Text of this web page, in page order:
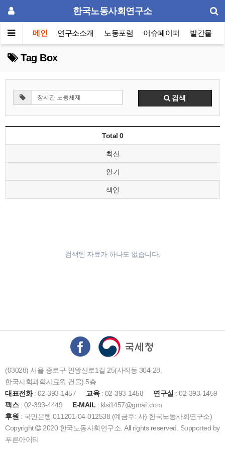
한국노동사회연구소
메인 연구소소개 노동포럼 이슈페이퍼 발간물
Tag Box
검색
Total 0
최신
인기
색인
검색된 자료가 하나도 없습니다.
(03028) 서울 종로구 인왕산로1길 25(사직동 304-28,
한국사회과학자료원 건물) 5층
대표전화: 02-393-1457 교육: 02-393-1458 연구실 : 02-393-1459
팩스: 02-393-4449 E-MAIL : klsi1457@gmail.com
후원 : 국민은행 011201-04-012538 (예금주: 사) 한국노동사회연구소)
Copyright
2020 한국노동사회연구소. All rights reserved. Supported by
푸른아이티